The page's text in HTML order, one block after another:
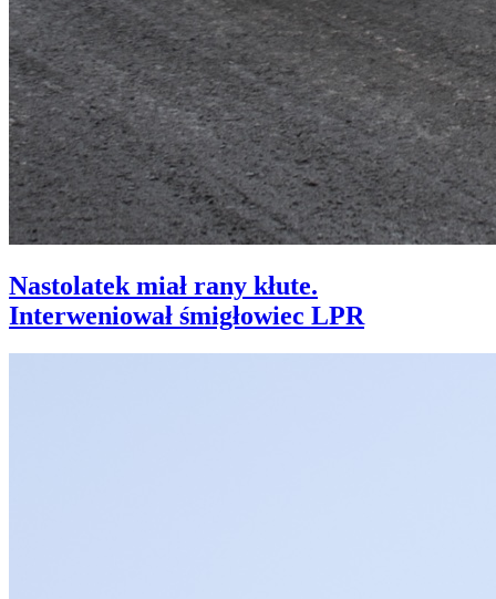
Nastolatek miał rany kłute.
Interweniował śmigłowiec LPR